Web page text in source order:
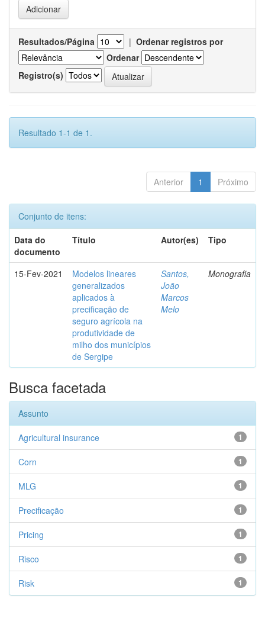
Resultados/Página | Ordenar registros por
Ordenar
Registro(s)
Resultado 1-1 de 1.
Anterior 1 Próximo
Conjunto de itens:
Data do
documento
Título Autor(es) Tipo
15-Fev-2021
Modelos lineares
generalizados
aplicados à
precificação de
seguro agrícola na
produtividade de
milho dos municípios
de Sergipe
Santos,
João
Marcos
Melo
Monografia
Busca facetada
Assunto
1
Agricultural insurance
1
Corn
1
MLG
1
Precificação
1
Pricing
1
Risco
1
Risk